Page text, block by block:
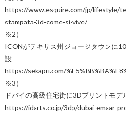
https://www.esquire.com/jp/lifestyle/
stampata-3d-come-si-vive/
※2）
ICONがテキサス州ジョージタウンに
設
https://sekapri.com/
※3）
ドバイの高級住宅街に3Dプリントモ
https://idarts.co.jp/3dp/dubai-emaar-